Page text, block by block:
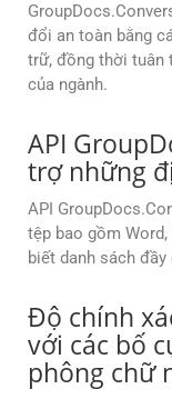
đổi an toàn bằng
trữ, đồng thời tuân
của ngành.
API
trợ những
API
tệp bao gồm Word,
biết danh sách
Độ chính
với các bố
phông chữ